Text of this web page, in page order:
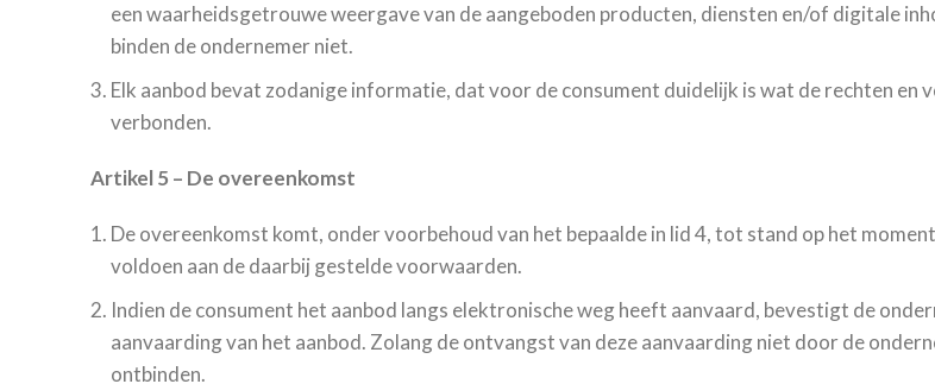
een waarheidsgetrouwe weergave van de aangeboden producten, diensten en/of digitale
binden de ondernemer niet.
Elk aanbod bevat zodanige informatie, dat voor de consument duidelijk is wat de rechten en
verbonden.
Artikel 5 – De overeenkomst
De overeenkomst komt, onder voorbehoud van het bepaalde in lid 4, tot stand op het
voldoen aan de daarbij gestelde voorwaarden.
Indien de consument het aanbod langs elektronische weg heeft aanvaard, bevestigt de
aanvaarding van het aanbod. Zolang de ontvangst van deze aanvaarding niet door de
ontbinden.